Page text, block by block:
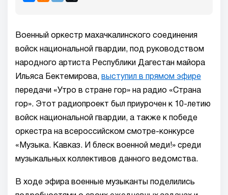
Военный оркестр махачкалинского соединения
войск национальной гвардии, под руководством
народного артиста Республики Дагестан майора
Ильяса Бектемирова, выступил в прямом эфире
передачи «Утро в стране гор» на радио «Страна
гор». Этот радиопроект был приурочен к 10-летию
войск национальной гвардии, а также к победе
оркестра на всероссийском смотре-конкурсе
«Музыка. Кавказ. И блеск военной меди!» среди
музыкальных коллективов данного ведомства.
В ходе эфира военные музыканты поделились